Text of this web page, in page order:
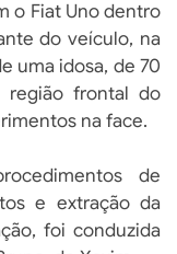
o Fiat Uno dentro
do veículo, na
uma idosa, de 70
região frontal do
na face.
de
e extração da
foi conduzida